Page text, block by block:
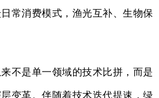
常消费模式，渔光互补、生物保
是单一领域的技术比拼，而是
变革。伴随着技术迭代提速，绿